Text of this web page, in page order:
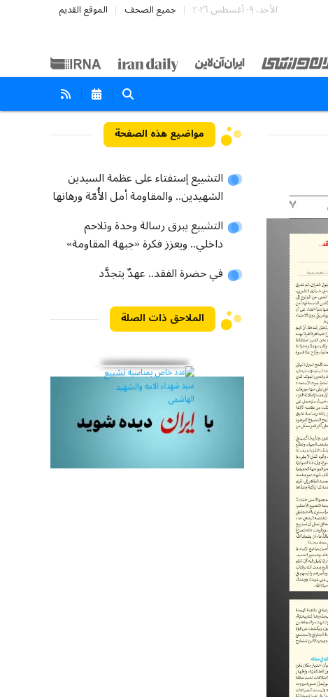
الأحد، ٠٩ أغسطس ٢٠٢٦ جميع الصحف الموقع القديم
مواضيع هذه الصفحة
التشييع إستفتاء على عظمة السيدين
الشهيدين.. والمقاومة أمل الأُمّة ورهانها
التشييع يبرق رسالة وحدة وتلاحم
داخلي.. ويعزز فكرة «جبهة المقاومة»
في حضرة الفقد.. عهدٌ يتجدَّد
الملاحق ذات الصلة